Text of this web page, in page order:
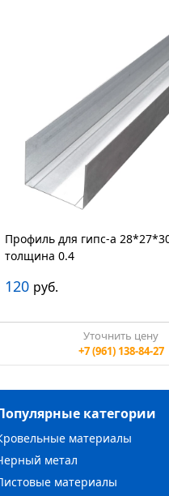
Профиль для гипс-а
толщина 0.4
120 руб.
Уточнить цену
+7 (961) 138-84-27
категории
материалы
метал
материалы